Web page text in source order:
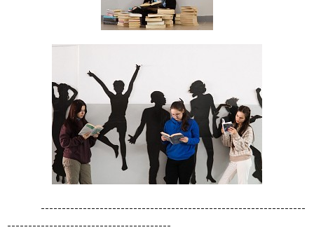
---------------------------------------------------------------
---------------------------------------